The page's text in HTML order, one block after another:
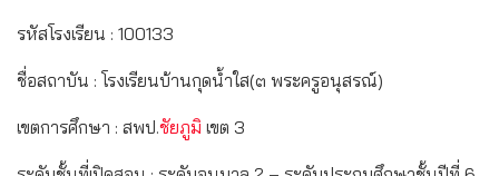
รหัสโรงเรียน : 100133
ชื่อสถาบัน : โรงเรียนบ้านกุดน้ำใส(๓ พระครูอนุสรณ์)
เขตการศึกษา : สพป.ชัยภูมิ เขต 3